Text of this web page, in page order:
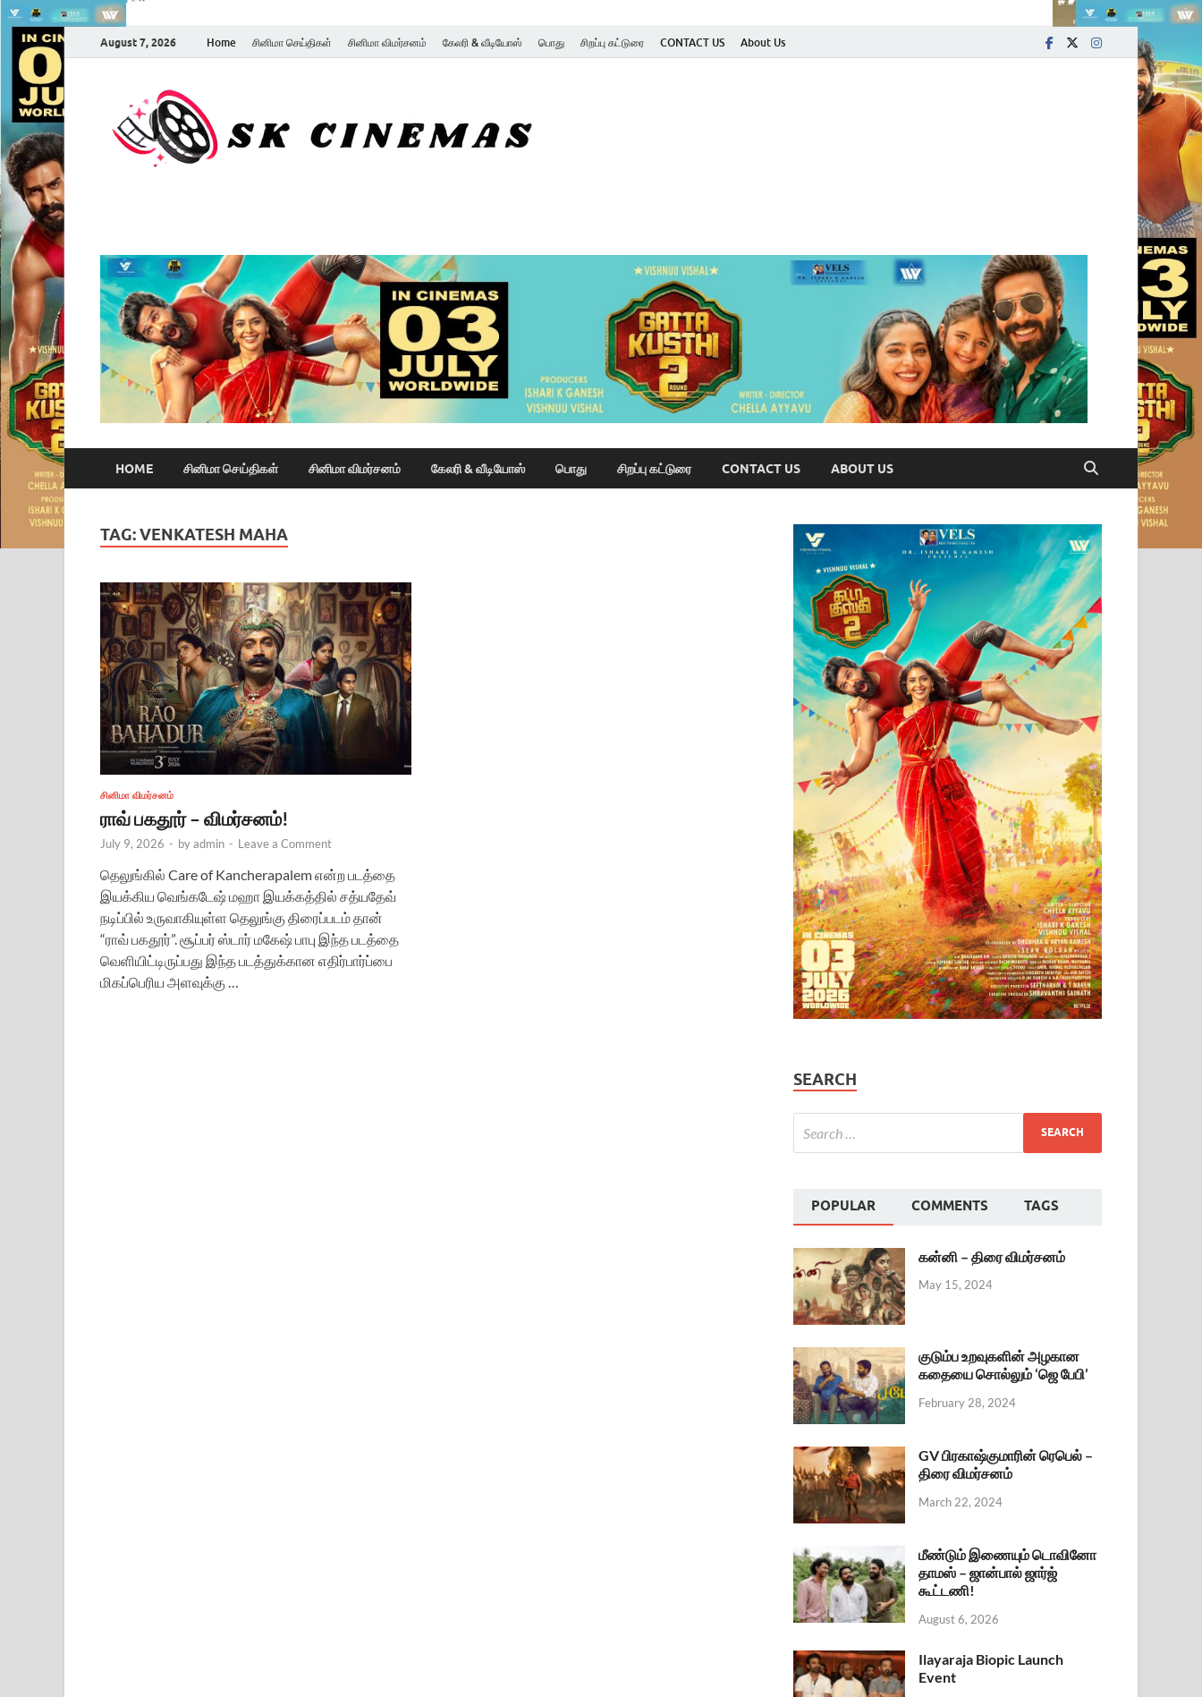
August 7, 2026 Home சினிமா செய்திகள் சினிமா விமர்சனம் கேலரி & வீடியோஸ் பொது சிறப்பு கட்டுரை CONTACT US About Us
HOME சினிமா செய்திகள் சினிமா விமர்சனம் கேலரி & வீடியோஸ் பொது சிறப்பு கட்டுரை CONTACT US ABOUT US
TAG:VENKATESH MAHA
சினிமா விமர்சனம்
ராவ் பகதூர் – விமர்சனம்!
July 9, 2026 - byadmin - Leave a Comment
தெலுங்கில் Care of Kancherapalem என்ற படத்தை
இயக்கிய வெங்கடேஷ் மஹா இயக்கத்தில் சத்யதேவ்
நடிப்பில் உருவாகியுள்ள தெலுங்கு திரைப்படம் தான்
“ராவ் பகதூர்”. சூப்பர் ஸ்டார் மகேஷ் பாபு இந்த படத்தை
வெளியிட்டிருப்பது இந்த படத்துக்கான எதிர்பார்ப்பை
மிகப்பெரிய அளவுக்கு …
SEARCH
POPULAR COMMENTS TAGS
கன்னி – திரை விமர்சனம்
May 15, 2024
குடும்ப உறவுகளின் அழகான
கதையை சொல்லும் ‘ஜெ பேபி’
February 28, 2024
GV பிரகாஷ்குமாரின் ரெபெல் –
திரை விமர்சனம்
March 22, 2024
மீண்டும் இணையும் டொவினோ
தாமஸ் – ஜான்பால் ஜார்ஜ்
கூட்டணி!
August 6, 2026
Ilayaraja Biopic Launch
Event